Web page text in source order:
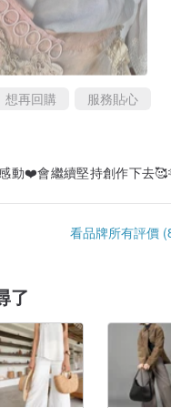
想再回購 服務貼心
動❤️會繼續堅持創作下去
看品牌所有評價
了